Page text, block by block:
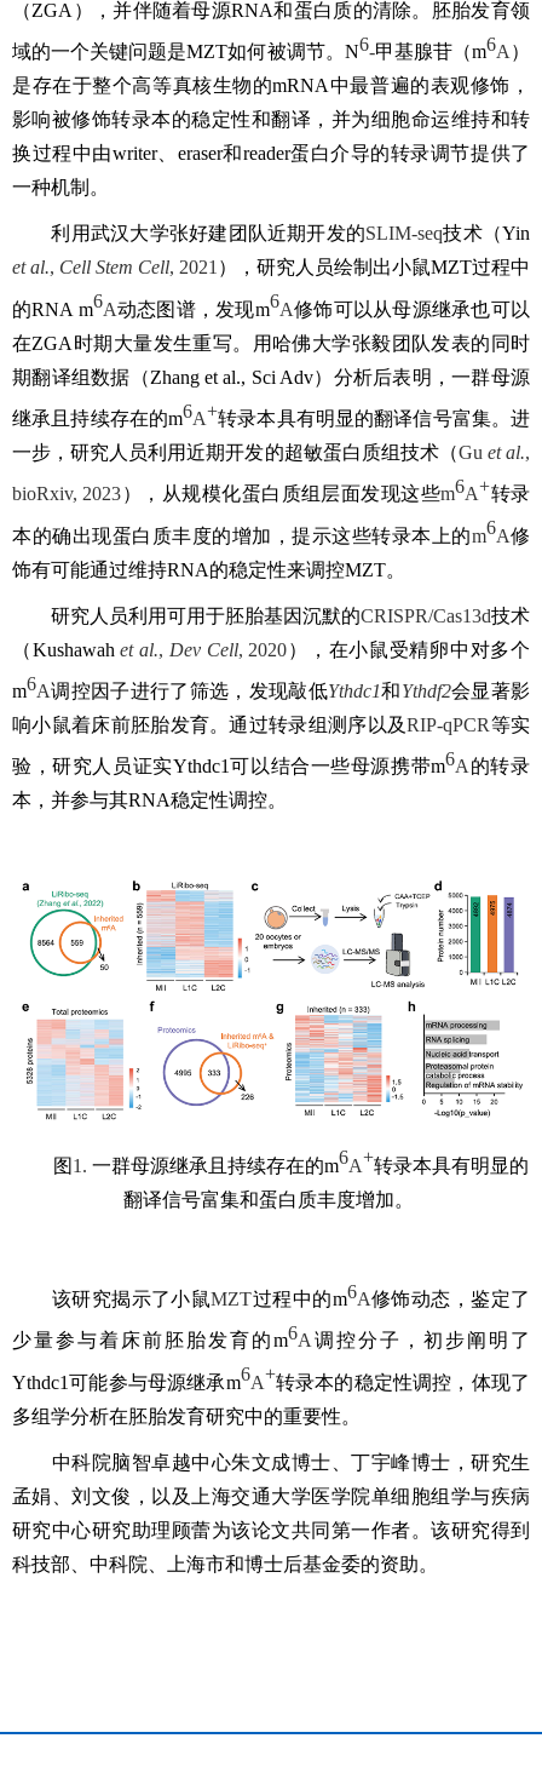
（ZGA ），并伴随着母源RNA和蛋白质的清除。胚胎发育领
域的一个关键问题是MZT如何被调节。 N6-甲基腺苷（m6A ）
是存在于整个高等真核生物的mRNA中最普遍的表观修饰，
影响被修饰转录本的稳定性和翻译，并为细胞命运维持和转
换过程中由writer、 eraser和reader蛋白介导的转录调节提供了
一种机制。
利用武汉大学张好建团队近期开发的SLIM-seq技术（Yin
et al., Cell Stem Cell, 2021 ），研究人员绘制出小鼠MZT过程中
的RNA m6A动态图谱，发现m6A修饰可以从母源继承也可以
在ZGA 时期大量发生重写。用哈佛大学张毅团队发表的同时
期翻译组数据（Zhang et al., Sci Adv）分析后表明，一群母源
继承且持续存在的m6A+转录本具有明显的翻译信号富集。进
一步，研究人员利用近期开发的超敏蛋白质组技术（Gu et al.,
bioRxiv, 2023），从规模化蛋白 质组 层面发现这些m6A+转录
本的确出现蛋白 质丰度的增加，提示这些转录本上的m6A修
饰有可能通过维持RNA的稳定性来调控MZT。
研究人员利用可用于胚胎基因沉默的CRISPR/Cas13d技术
（Kushawahet al., Dev Cell, 2020），在小鼠受精卵中对多个
m6A调控因子进行了筛选，发现敲低Ythdc1和Ythdf2会显著影
响小鼠着床前胚胎发育。通过转录组测序以及RIP-qPCR等实
验，研究人员证实Ythdc1可以结合一些母源携带m6A 的转录
本，并参与其RNA稳定性调控。
图1. 一群母源继承且持续存在的m6A+转录本具有明显的
翻译信号富集和蛋白 质丰度增加。
该研究揭示了小鼠MZT过程中的m6A修饰动态，鉴定了
少量参与着床前胚胎发育的m6A调控分子，初步阐明了
Ythdc1可能参与母源继承m6A+转录本的稳定性调控，体现了
多组学分析在胚胎发育研究中的重要性。
中科院脑智卓越中心朱文成博士、丁宇峰博士，研究生
孟娟、刘文俊，以及上海交通大学医学院单细胞组学与疾病
研究中心研究助理顾蕾为该论文共同第一作者。该研究得到
科技部、中科院、上海市和博士后基金委的资助。